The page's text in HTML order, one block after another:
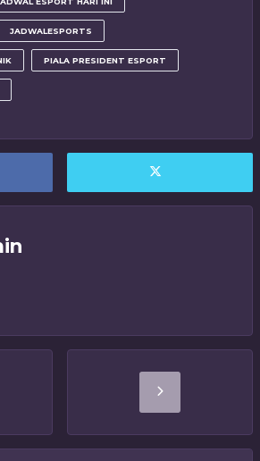
JADWALESPORTS
PIALA PRESIDENT ESPORT